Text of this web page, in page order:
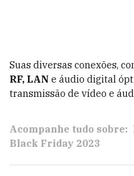
Suas diversas conexões,
RF, LAN e áudio digital
transmissão de vídeo e
Acompanhe tudo sobre:
Black Friday 2023